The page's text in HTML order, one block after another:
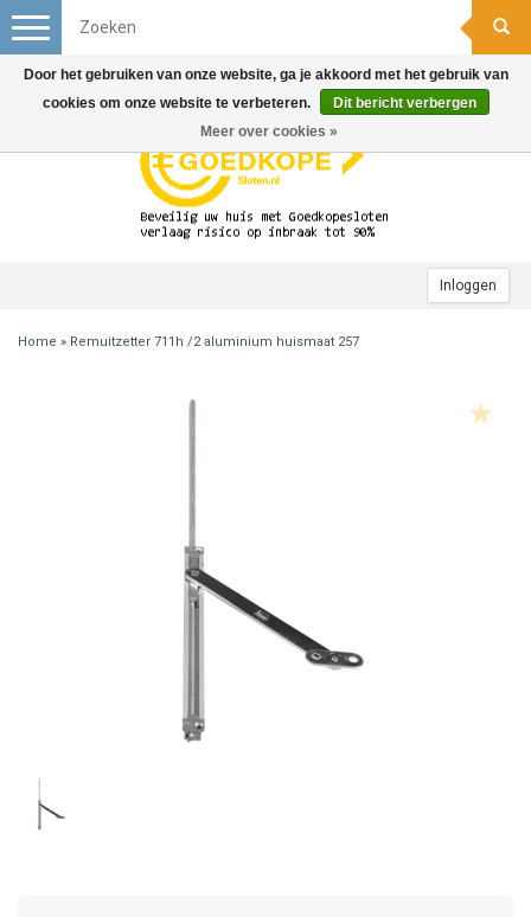
Inloggen
Toggle
navigation
Home » Remuitzetter 711h /2 aluminium huismaat 257
Door het gebruiken van onze website, ga je akkoord met het gebruik van
cookies om onze website te verbeteren.
Dit bericht verbergen
Meer over cookies »